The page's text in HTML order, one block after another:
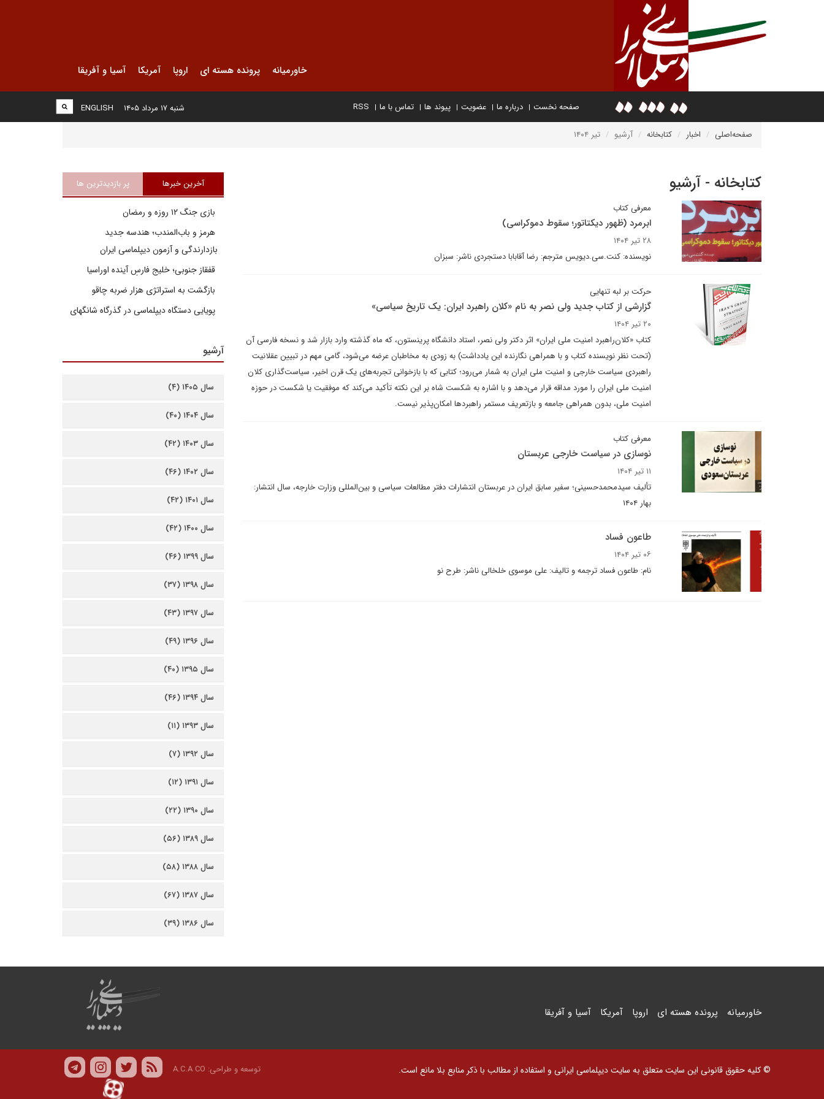
خاورمیانه پرونده هسته ای اروپا آمریکا آسیا و آفریقا
صفحه نخست درباره ما عضویت پیوند ها تماس با ما RSS
ENGLISH شنبه ۱۷ مرداد ۱۴۰۵
صفحه‌اصلی اخبار کتابخانه آرشیو تیر ۱۴۰۴
کتابخانه - آرشیو
معرفی کتاب
ابرمرد (ظهور دیکتاتور؛ سقوط دموکراسی)
۲۸ تیر ۱۴۰۴
نویسنده: کنت.سی.دیویس مترجم: رضا آقابابا دستجردی ناشر: سبزان
حرکت بر لبه تنهایی
گزارشی از کتاب جدید ولی نصر به نام «کلان راهبرد ایران: ‌یک تاریخ سیاسی»
۲۰ تیر ۱۴۰۴
کتاب «کلان‌راهبرد امنیت ملی ایران» اثر دکتر ولی نصر، استاد دانشگاه پرینستون، که ماه گذشته وارد بازار شد و نسخه فارسی آن
(تحت نظر نویسنده کتاب و با همراهی نگارنده این یادداشت) به زودی به مخاطبان عرضه می‌شود، گامی مهم در تبیین عقلانیت
راهبردی سیاست خارجی و امنیت ملی ایران به شمار می‌رود؛ کتابی که با بازخوانی تجربه‌های یک قرن اخیر، سیاست‌گذاری کلان
امنیت ملی ایران را مورد مداقه قرار می‌دهد و با اشاره به شکست شاه بر این نکته تأکید می‌کند که موفقیت یا شکست در حوزه
امنیت ملی، بدون همراهی جامعه و بازتعریف مستمر راهبردها امکان‌پذیر نیست.
معرفی کتاب
نوسازی در سیاست خارجی عربستان
۱۱ تیر ۱۴۰۴
تألیف سیدمحمدحسینی؛ سفیر سابق ایران در عربستان انتشارات دفتر مطالعات سیاسی و بین‌المللی وزارت خارجه، سال انتشار:
بهار ۱۴۰۴
طاعون فساد
۰۶ تیر ۱۴۰۴
نام: طاعون فساد ترجمه و تالیف: علی موسوی خلخالی ناشر: طرح نو
آخرین خبرها پر بازدیدترین ها
بازی جنگ ۱۲ روزه و رمضان
هرمز و باب‌المندب؛ هندسه جدید
بازدارندگی و آزمون دیپلماسی ایران
قفقاز جنوبی؛ خلیج فارسِ آینده اوراسیا
بازگشت به استراتژی هزار ضربه چاقو
پویایی دستگاه دیپلماسی در گذرگاه شانگهای
آرشیو
سال ۱۴۰۵ (۴)
سال ۱۴۰۴ (۴۰)
سال ۱۴۰۳ (۴۲)
سال ۱۴۰۲ (۴۶)
سال ۱۴۰۱ (۴۲)
سال ۱۴۰۰ (۴۲)
سال ۱۳۹۹ (۴۶)
سال ۱۳۹۸ (۳۷)
سال ۱۳۹۷ (۴۳)
سال ۱۳۹۶ (۴۹)
سال ۱۳۹۵ (۴۰)
سال ۱۳۹۴ (۴۶)
سال ۱۳۹۳ (۱۱)
سال ۱۳۹۲ (۷)
سال ۱۳۹۱ (۱۲)
سال ۱۳۹۰ (۲۲)
سال ۱۳۸۹ (۵۶)
سال ۱۳۸۸ (۵۸)
سال ۱۳۸۷ (۶۷)
سال ۱۳۸۶ (۳۹)
خاورمیانه پرونده هسته ای اروپا آمریکا آسیا و آفریقا
© کلیه حقوق قانونی این سایت متعلق به سایت دیپلماسی ایرانی و استفاده از مطالب با ذکر منابع بلا مانع است. توسعه و طراحی: A.C.A CO